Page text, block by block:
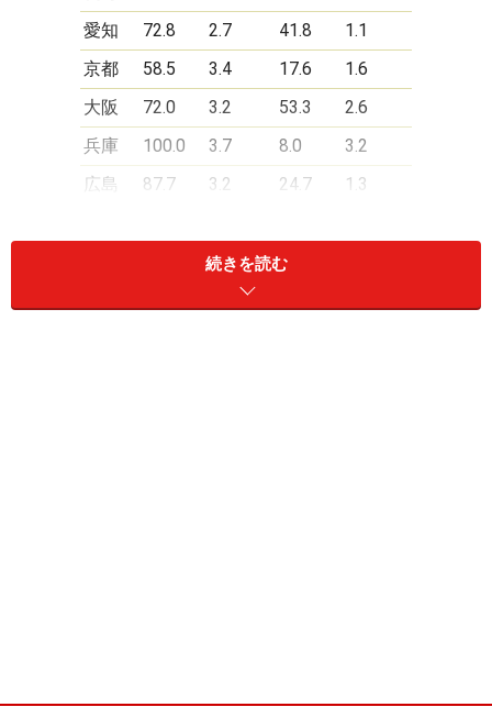
愛知
72.8 2.7 41.8
1.1
京都
58.5 3.4 17.6
1.6
大阪
72.0 3.2 53.3
2.6
兵庫
100.0 3.7 8.0
3.2
広島
87.7 3.2 24.7
1.3
1.5 61.9
※出典：国土交通省「民間賃貸住宅実態調査」より
続きを読む